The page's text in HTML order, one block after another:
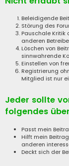
Beleidigende
Störung des
Pauschale Kritik
anderen
Löschen von
sinnwahrende
Einstellen von
Registrierung
Mitglied ist nur
Jeder sollte
folgendes
Passt mein
Hilft mein
anderen
Deckt sich der